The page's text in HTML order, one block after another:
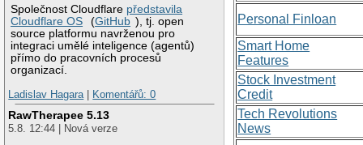
Společnost Cloudflare představila
Cloudflare OS
(GitHub ), tj. open
source platformu navrženou pro
integraci umělé inteligence (agentů)
přímo do pracovních procesů
organizací.
Ladislav Hagara
Komentářů: 0
RawTherapee 5.13
5.8. 12:44 | Nová verze
Personal Finloan
Smart Home
Features
Stock Investment
Credit
Tech Revolutions
News